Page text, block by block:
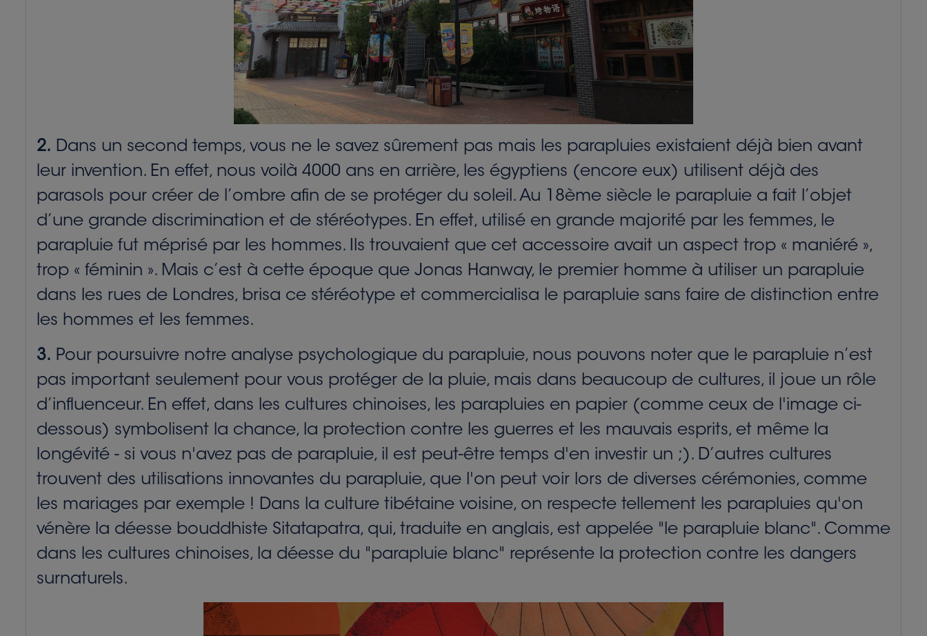
2. Dans un second temps, vous ne le savez sûrement pas mais les parapluies existaient déjà bien avant
leur invention. En effet, nous voilà 4000 ans en arrière, les égyptiens (encore eux) utilisent déjà des
parasols pour créer de l’ombre afin de se protéger du soleil. Au 18ème siècle le parapluie a fait l’objet
d’une grande discrimination et de stéréotypes. En effet, utilisé en grande majorité par les femmes, le
parapluie fut méprisé par les hommes. Ils trouvaient que cet accessoire avait un aspect trop « maniéré »,
trop « féminin ». Mais c’est à cette époque que Jonas Hanway, le premier homme à utiliser un parapluie
dans les rues de Londres, brisa ce stéréotype et commercialisa le parapluie sans faire de distinction entre
les hommes et les femmes.
3. Pour poursuivre notre analyse psychologique du parapluie, nous pouvons noter que le parapluie n’est
pas important seulement pour vous protéger de la pluie, mais dans beaucoup de cultures, il joue un rôle
d’influenceur. En effet, dans les cultures chinoises, les parapluies en papier (comme ceux de l'image ci-
dessous) symbolisent la chance, la protection contre les guerres et les mauvais esprits, et même la
longévité - si vous n'avez pas de parapluie, il est peut-être temps d'en investir un ;). D’autres cultures
trouvent des utilisations innovantes du parapluie, que l'on peut voir lors de diverses cérémonies, comme
les mariages par exemple ! Dans la culture tibétaine voisine, on respecte tellement les parapluies qu'on
vénère la déesse bouddhiste Sitatapatra, qui, traduite en anglais, est appelée "le parapluie blanc". Comme
dans les cultures chinoises, la déesse du "parapluie blanc" représente la protection contre les dangers
surnaturels.